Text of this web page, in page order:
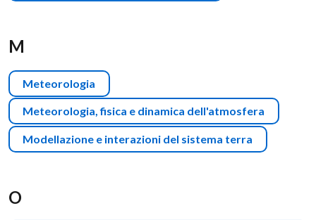
M
Meteorologia
Meteorologia, fisica e dinamica dell'atmosfera
Modellazione e interazioni del sistema terra
O